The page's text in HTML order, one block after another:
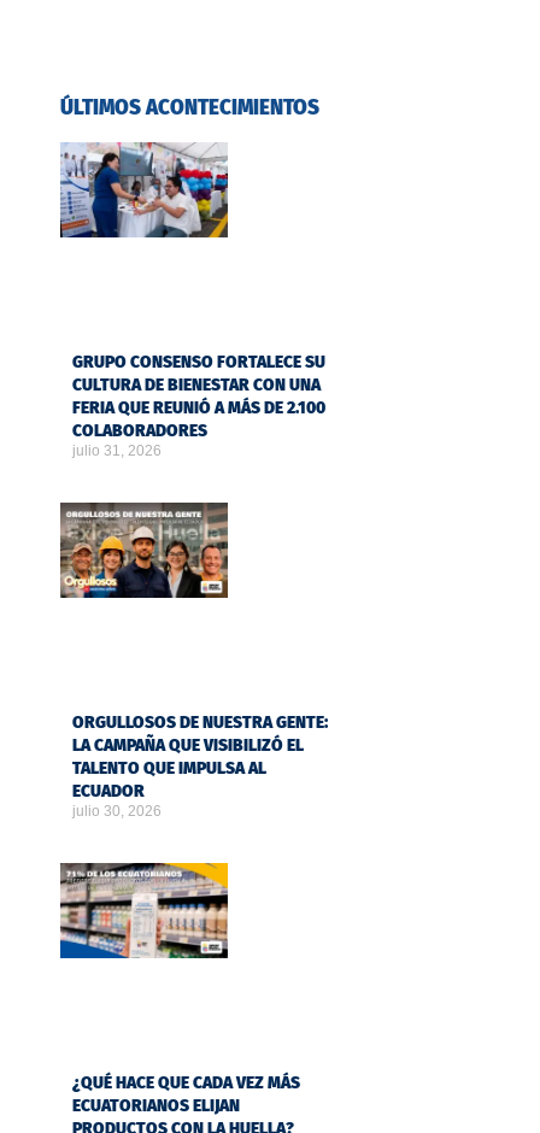
ÚLTIMOS ACONTECIMIENTOS
GRUPO CONSENSO FORTALECE SU
CULTURA DE BIENESTAR CON UNA
FERIA QUE REUNIÓ A MÁS DE 2.100
COLABORADORES
julio 31, 2026
ORGULLOSOS DE NUESTRA GENTE:
LA CAMPAÑA QUE VISIBILIZÓ EL
TALENTO QUE IMPULSA AL
ECUADOR
julio 30, 2026
¿QUÉ HACE QUE CADA VEZ MÁS
ECUATORIANOS ELIJAN